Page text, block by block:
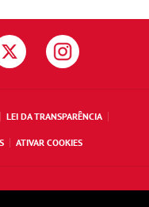
LEI DA TRANSPARÊNCIA
ATIVAR COOKIES